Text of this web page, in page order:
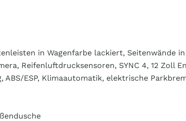
in Wagenfarbe lackiert, Seitenwände
Reifenluftdrucksensoren, SYNC 4, 12 Zoll
ESP, Klimaautomatik, elektrische